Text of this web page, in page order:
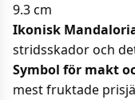
9.3 cm
Ikonisk
stridsskador och
Symbol för makt
mest fruktade